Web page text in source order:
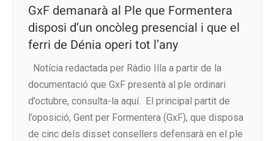
GxF demanarà al Ple que Formentera
disposi d’un oncòleg presencial i que el
ferri de Dénia operi tot l’any
Notícia redactada per Ràdio Illa a partir de la
documentació que GxF presentà al ple ordinari
d’octubre, consulta-la aquí. El principal partit de
l’oposició, Gent per Formentera (GxF), que disposa
de cinc dels disset consellers defensarà en el ple